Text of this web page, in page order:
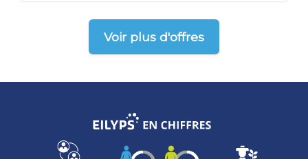
Voir plus d'offres